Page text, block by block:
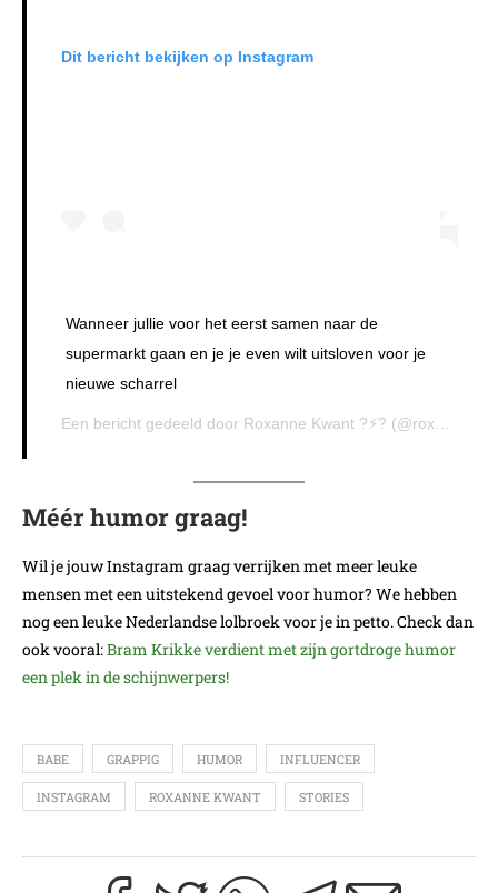
Dit bericht bekijken op Instagram
Wanneer jullie voor het eerst samen naar de
supermarkt gaan en je je even wilt uitsloven voor je
nieuwe scharrel
Een bericht gedeeld door Roxanne Kwant ?⚡️? (@roxannekwant) op
Méér humor graag!
Wil je jouw Instagram graag verrijken met meer leuke
mensen met een uitstekend gevoel voor humor? We hebben
nog een leuke Nederlandse lolbroek voor je in petto. Check dan
ook vooral:Bram Krikke verdient met zijn gortdroge humor
een plek in de schijnwerpers!
BABE GRAPPIG HUMOR INFLUENCER
INSTAGRAM ROXANNE KWANT STORIES